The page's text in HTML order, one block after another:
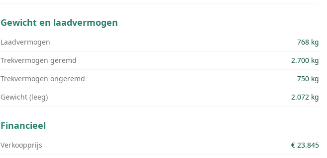
Gewicht en laadvermogen
Laadvermogen
768 kg
Trekvermogen geremd
2.700 kg
Trekvermogen ongeremd
750 kg
Gewicht (leeg)
2.072 kg
Financieel
Verkoopprijs
€ 23.845